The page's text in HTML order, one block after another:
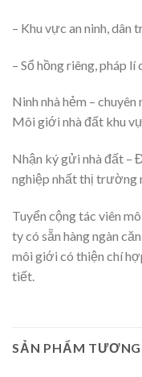
– Khu vực an ninh, dân
– Sổ hồng riêng, pháp lí
Ninh nhà hẻm –
Môi giới nhà đất khu
Nhận ký gửi nhà đất –
nghiệp nhất thị trường
Tuyển cộng tác viên
ty có sẵn hàng ngàn
môi giới có thiện chí
tiết.
SẢN PHẨM